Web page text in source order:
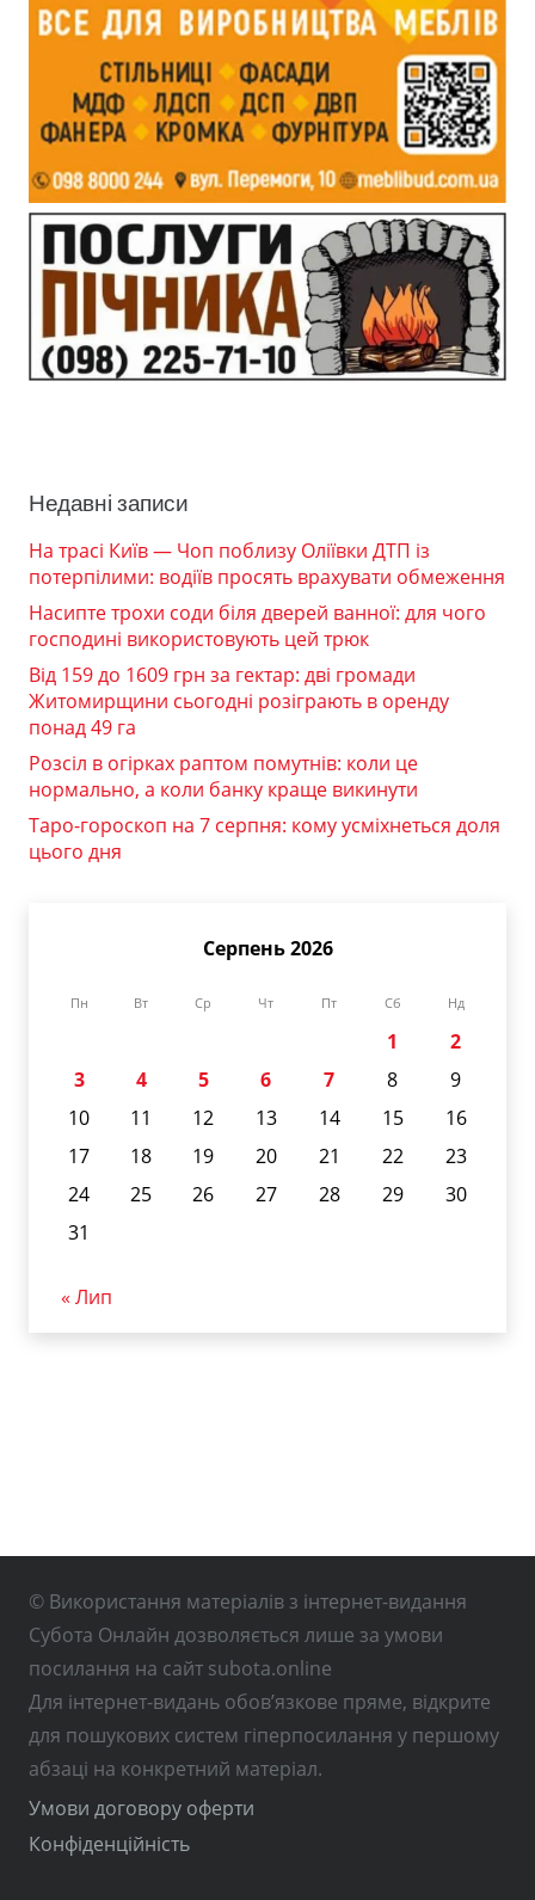
Недавні записи
На трасі Київ — Чоп поблизу Оліївки ДТП із
потерпілими: водіїв просять врахувати обмеження
Насипте трохи соди біля дверей ванної: для чого
господині використовують цей трюк
Від 159 до 1609 грн за гектар: дві громади
Житомирщини сьогодні розіграють в оренду
понад 49 га
Розсіл в огірках раптом помутнів: коли це
нормально, а коли банку краще викинути
Таро-гороскоп на 7 серпня: кому усміхнеться доля
цього дня
Серпень 2026
Пн Вт Ср Чт Пт Сб Нд
1
2
3
4 5 6 7 8
9
10
11 12 13 14 15
16
17
18 19 20 21 22
23
24
25 26 27 28 29
30
31
« Лип
© Використання матеріалів з інтернет-видання
Субота Онлайн дозволяється лише за умови
посилання на сайт subota.online
Для інтернет-видань обов’язкове пряме, відкрите
для пошукових систем гіперпосилання у першому
абзаці на конкретний матеріал.
Умови договору оферти
Конфіденційність